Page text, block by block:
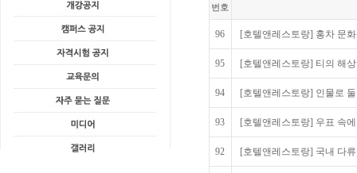
번호
96 [호텔앤레스토랑] 홍차 문
95 [호텔앤레스토랑] 티의 해
94 [호텔앤레스토랑] 인물로
93 [호텔앤레스토랑] 우표 속
92 [호텔앤레스토랑] 국내 다